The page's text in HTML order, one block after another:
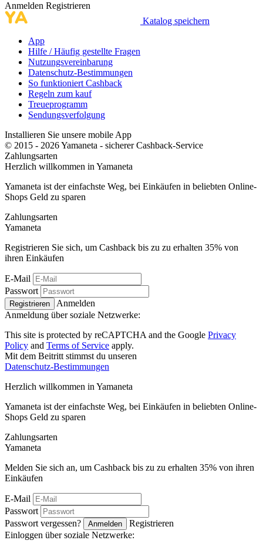
Anmelden Registrieren
Katalog speichern
App
Hilfe / Häufig gestellte Fragen
Nutzungsvereinbarung
Datenschutz-Bestimmungen
So funktioniert Cashback
Regeln zum kauf
Treueprogramm
Sendungsverfolgung
Installieren Sie unsere mobile App
© 2015 - 2026 Yamaneta - sicherer Cashback-Service
Zahlungsarten
Herzlich willkommen in Yamaneta
Yamaneta ist der einfachste Weg, bei Einkäufen in beliebten Online-
Shops Geld zu sparen
Zahlungsarten
Yamaneta
Registrieren Sie sich, um Cashback bis zu zu erhalten 35% von
ihren Einkäufen
E-Mail
Passwort
Registrieren
Anmelden
Anmeldung über soziale Netzwerke:
This site is protected by reCAPTCHA and the Google Privacy
Policy and Terms of Service apply.
Mit dem Beitritt stimmst du unseren
Datenschutz-Bestimmungen
Herzlich willkommen in Yamaneta
Yamaneta ist der einfachste Weg, bei Einkäufen in beliebten Online-
Shops Geld zu sparen
Zahlungsarten
Yamaneta
Melden Sie sich an, um Cashback bis zu zu erhalten 35% von ihren
Einkäufen
E-Mail
Passwort
Passwort vergessen?
Anmelden
Registrieren
Einloggen über soziale Netzwerke: